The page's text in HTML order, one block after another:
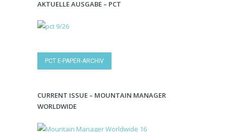
AKTUELLE AUSGABE – PCT
PCT E-PAPER-ARCHIV
CURRENT ISSUE – MOUNTAIN MANAGER
WORLDWIDE